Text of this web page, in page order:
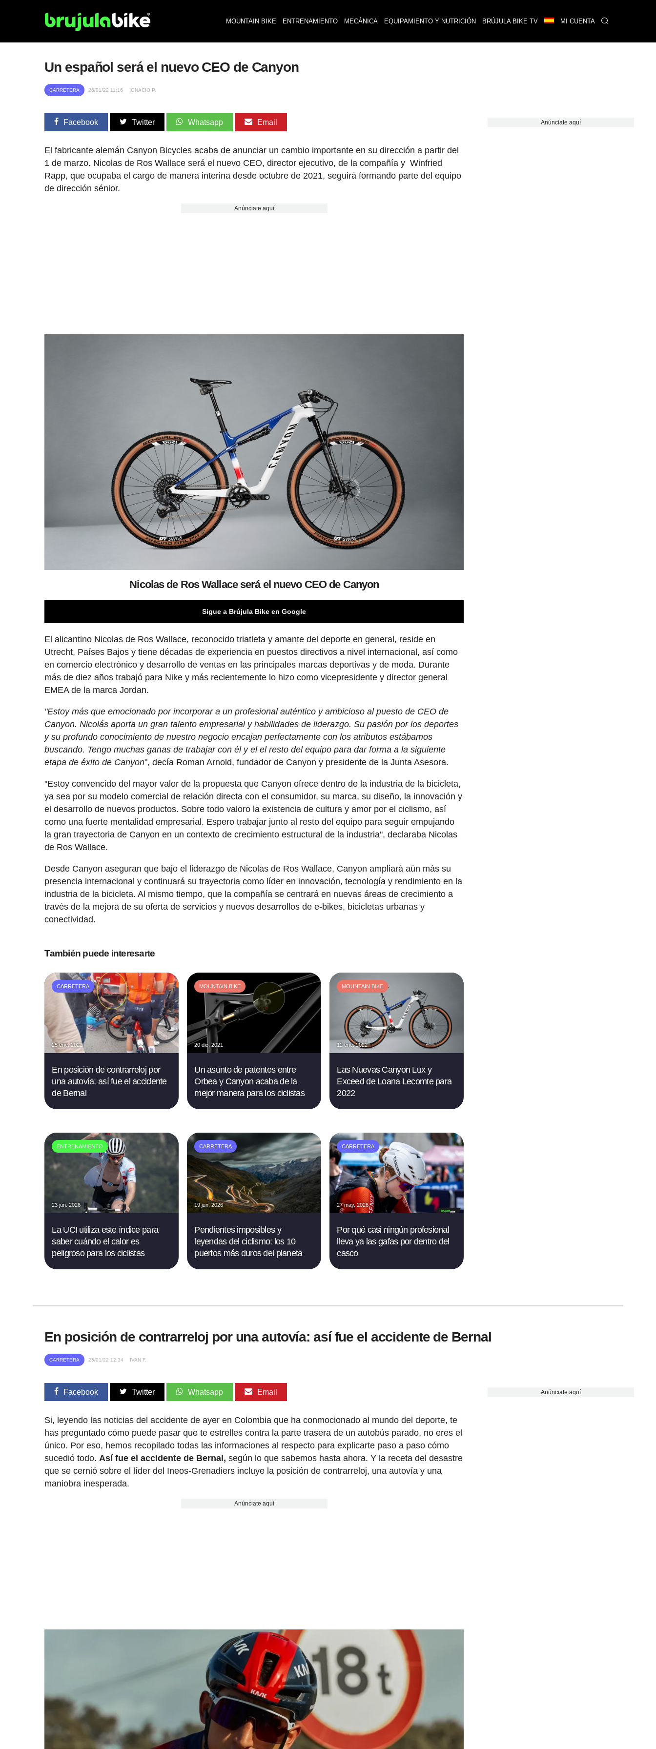
MOUNTAIN BIKE ENTRENAMIENTO MECÁNICA EQUIPAMIENTO Y NUTRICIÓN BRÚJULA BIKE TV MI CUENTA
Un español será el nuevo CEO de Canyon
CARRETERA 26/01/22 11:16 IGNACIO P.
Facebook Twitter Whatsapp Email
El fabricante alemán Canyon Bicycles acaba de anunciar un cambio importante en su dirección a partir del
1 de marzo. Nicolas de Ros Wallace será el nuevo CEO, director ejecutivo, de la compañía y Winfried
Rapp, que ocupaba el cargo de manera interina desde octubre de 2021, seguirá formando parte del equipo
de dirección sénior.
Anúnciate aquí
Nicolas de Ros Wallace será el nuevo CEO de Canyon
Sigue a Brújula Bike en Google
El alicantino Nicolas de Ros Wallace, reconocido triatleta y amante del deporte en general, reside en
Utrecht, Países Bajos y tiene décadas de experiencia en puestos directivos a nivel internacional, así como
en comercio electrónico y desarrollo de ventas en las principales marcas deportivas y de moda. Durante
más de diez años trabajó para Nike y más recientemente lo hizo como vicepresidente y director general
EMEA de la marca Jordan.
"Estoy más que emocionado por incorporar a un profesional auténtico y ambicioso al puesto de CEO de
Canyon. Nicolás aporta un gran talento empresarial y habilidades de liderazgo. Su pasión por los deportes
y su profundo conocimiento de nuestro negocio encajan perfectamente con los atributos estábamos
buscando. Tengo muchas ganas de trabajar con él y el el resto del equipo para dar forma a la siguiente
etapa de éxito de Canyon", decía Roman Arnold, fundador de Canyon y presidente de la Junta Asesora.
"Estoy convencido del mayor valor de la propuesta que Canyon ofrece dentro de la industria de la bicicleta,
ya sea por su modelo comercial de relación directa con el consumidor, su marca, su diseño, la innovación y
el desarrollo de nuevos productos. Sobre todo valoro la existencia de cultura y amor por el ciclismo, así
como una fuerte mentalidad empresarial. Espero trabajar junto al resto del equipo para seguir empujando
la gran trayectoria de Canyon en un contexto de crecimiento estructural de la industria", declaraba Nicolas
de Ros Wallace.
Desde Canyon aseguran que bajo el liderazgo de Nicolas de Ros Wallace, Canyon ampliará aún más su
presencia internacional y continuará su trayectoria como líder en innovación, tecnología y rendimiento en la
industria de la bicicleta. Al mismo tiempo, que la compañía se centrará en nuevas áreas de crecimiento a
través de la mejora de su oferta de servicios y nuevos desarrollos de e-bikes, bicicletas urbanas y
conectividad.
También puede interesarte
CARRETERA
25 ene. 2022
En posición de contrarreloj por
una autovía: así fue el accidente
de Bernal
MOUNTAIN BIKE
20 dic. 2021
Un asunto de patentes entre
Orbea y Canyon acaba de la
mejor manera para los ciclistas
MOUNTAIN BIKE
12 ene. 2022
Las Nuevas Canyon Lux y
Exceed de Loana Lecomte para
2022
ENTRENAMIENTO
23 jun. 2026
La UCI utiliza este índice para
saber cuándo el calor es
peligroso para los ciclistas
CARRETERA
19 jun. 2026
Pendientes imposibles y
leyendas del ciclismo: los 10
puertos más duros del planeta
CARRETERA
27 may. 2026
Por qué casi ningún profesional
lleva ya las gafas por dentro del
casco
Anúnciate aquí
En posición de contrarreloj por una autovía: así fue el accidente de Bernal
CARRETERA 25/01/22 12:34 IVAN F.
Facebook Twitter Whatsapp Email
Si, leyendo las noticias del accidente de ayer en Colombia que ha conmocionado al mundo del deporte, te
has preguntado cómo puede pasar que te estrelles contra la parte trasera de un autobús parado, no eres el
único. Por eso, hemos recopilado todas las informaciones al respecto para explicarte paso a paso cómo
sucedió todo. Así fue el accidente de Bernal, según lo que sabemos hasta ahora. Y la receta del desastre
que se cernió sobre el líder del Ineos-Grenadiers incluye la posición de contrarreloj, una autovía y una
maniobra inesperada.
Anúnciate aquí
Anúnciate aquí